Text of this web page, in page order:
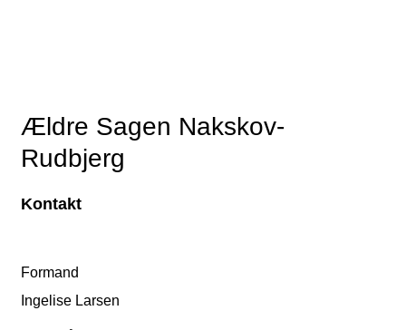
Ældre Sagen Nakskov-
Rudbjerg
Kontakt
Formand
Ingelise Larsen